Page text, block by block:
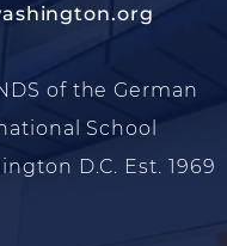
of the German
School
D.C. Est. 1969